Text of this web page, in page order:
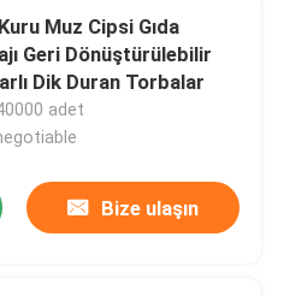
Muz Cipsi Gıda
Geri Dönüştürülebilir
Dik Duran Torbalar
adet
Bize ulaşın